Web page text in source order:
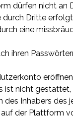
dürfen nicht
Dritte
eine
ihren
ist nicht
des Inhabers
der Plattform